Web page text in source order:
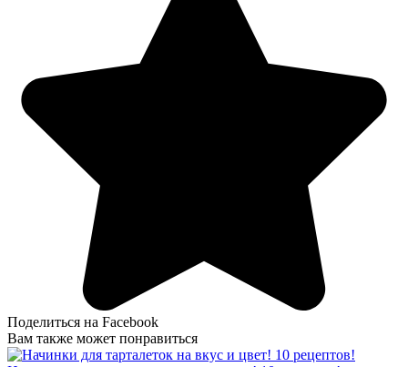
Поделиться на Facebook
Вам также может понравиться